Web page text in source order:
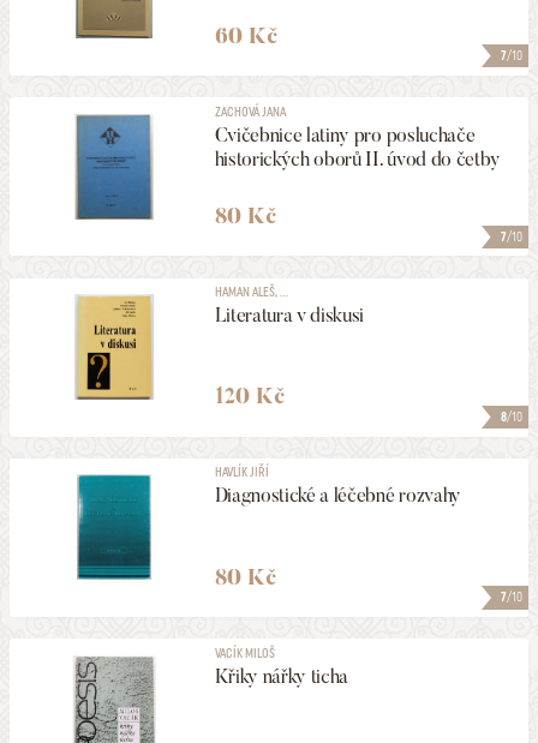
7/10
60 Kč
7/10
ZACHOVÁ JANA
Cvičebnice latiny pro posluchače
historických oborů II. úvod do četby
80 Kč
8/10
HAMAN ALEŠ, ...
Literatura v diskusi
120 Kč
7/10
HAVLÍK JIŘÍ
Diagnostické a léčebné rozvahy
80 Kč
VACÍK MILOŠ
Křiky nářky ticha